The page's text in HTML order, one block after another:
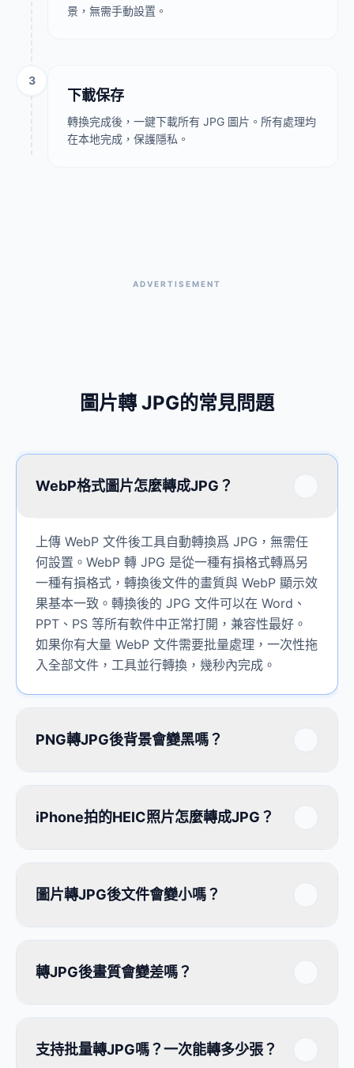
景，無需手動設置。
3
下載保存
轉換完成後，一鍵下載所有 JPG 圖片。所有處理均
在本地完成，保護隱私。
ADVERTISEMENT
圖片轉 JPG的常見問題
WebP格式圖片怎麼轉成JPG？
上傳 WebP 文件後工具自動轉換爲 JPG，無需任
何設置。WebP 轉 JPG 是從一種有損格式轉爲另
一種有損格式，轉換後文件的畫質與 WebP 顯示效
果基本一致。轉換後的 JPG 文件可以在 Word、
PPT、PS 等所有軟件中正常打開，兼容性最好。
如果你有大量 WebP 文件需要批量處理，一次性拖
入全部文件，工具並行轉換，幾秒內完成。
PNG轉JPG後背景會變黑嗎？
iPhone拍的HEIC照片怎麼轉成JPG？
圖片轉JPG後文件會變小嗎？
轉JPG後畫質會變差嗎？
支持批量轉JPG嗎？一次能轉多少張？